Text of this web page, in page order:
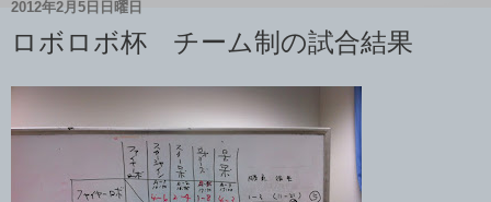
2012年2月5日日曜日
ロボロボ杯 チーム制の試合結果